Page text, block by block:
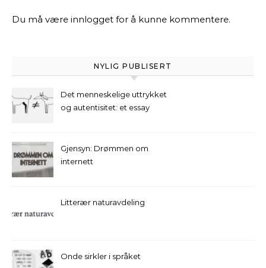
Du må være innlogget for å kunne kommentere.
NYLIG PUBLISERT
Det menneskelige uttrykket
og autentisitet: et essay
Gjensyn: Drømmen om
internett
Litterær naturavdeling
Onde sirkler i språket